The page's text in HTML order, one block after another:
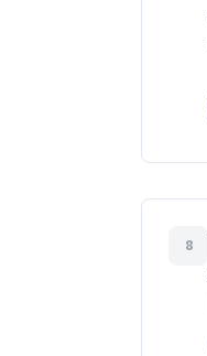
8